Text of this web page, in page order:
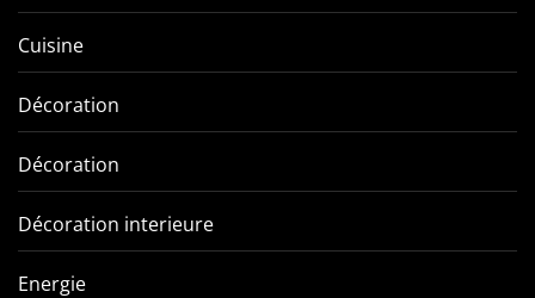
Cuisine
Décoration
Décoration
Décoration interieure
Energie